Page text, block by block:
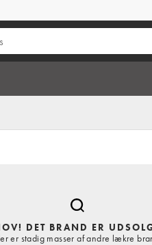
DET BRAND ER
er stadig masser af andre lækre